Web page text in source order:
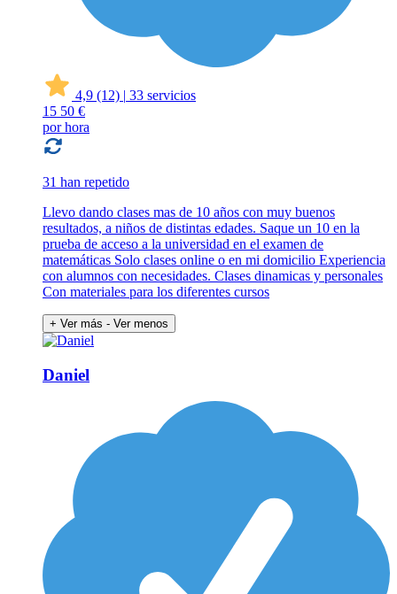
4,9 (12) | 33 servicios
15 50 €
por hora
31 han repetido
Llevo dando clases mas de 10 años con muy buenos
resultados, a niños de distintas edades. Saque un 10 en la
prueba de acceso a la universidad en el examen de
matemáticas Solo clases online o en mi domicilio Experiencia
con alumnos con necesidades. Clases dinamicas y personales
Con materiales para los diferentes cursos
+ Ver más - Ver menos
Daniel